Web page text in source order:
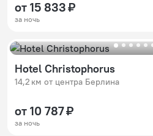
от 15 833 ₽
за ночь
Hotel Christophorus
14,2 км от центра Берлина
от 10 787 ₽
за ночь